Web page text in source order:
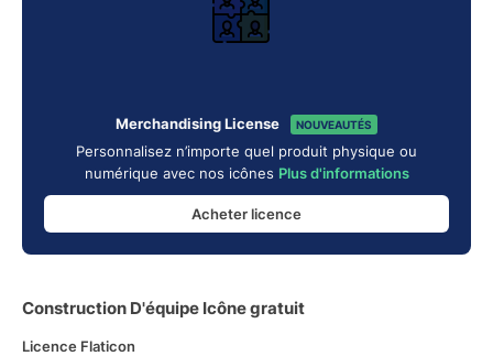
Merchandising License NOUVEAUTÉS
Personnalisez n’importe quel produit physique ou
numérique avec nos icônes Plus d'informations
Acheter licence
Construction D'équipe Icône gratuit
Licence Flaticon